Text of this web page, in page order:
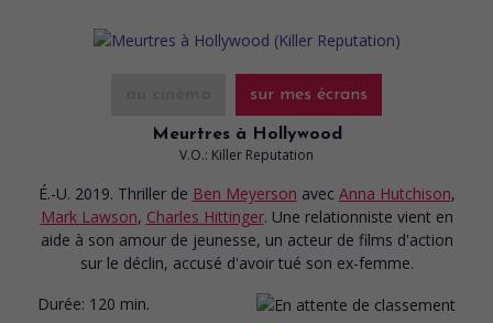
sur mes écrans
Meurtres à Hollywood
V.O.: Killer Reputation
É.-U. 2019. Thriller de Ben Meyerson avec Anna Hutchison,
Mark Lawson, Charles Hittinger. Une relationniste vient en
aide à son amour de jeunesse, un acteur de films d'action
sur le déclin, accusé d'avoir tué son ex-femme.
Durée: 120 min.